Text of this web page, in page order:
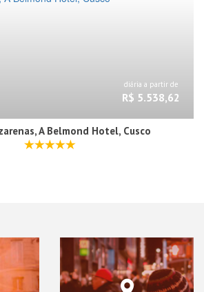
diária a partir de
R$ 5.538,62
A Belmond Hotel, Cusco